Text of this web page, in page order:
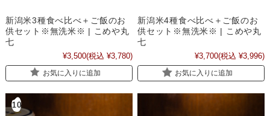
新潟米3種食べ比べ＋ご飯のお
供セット※無洗米※ | こめや丸
七
¥3,500(税込 ¥3,780)
お気に入りに追加
新潟米4種食べ比べ＋ご飯のお
供セット※無洗米※ | こめや丸
七
¥3,700(税込 ¥3,996)
お気に入りに追加